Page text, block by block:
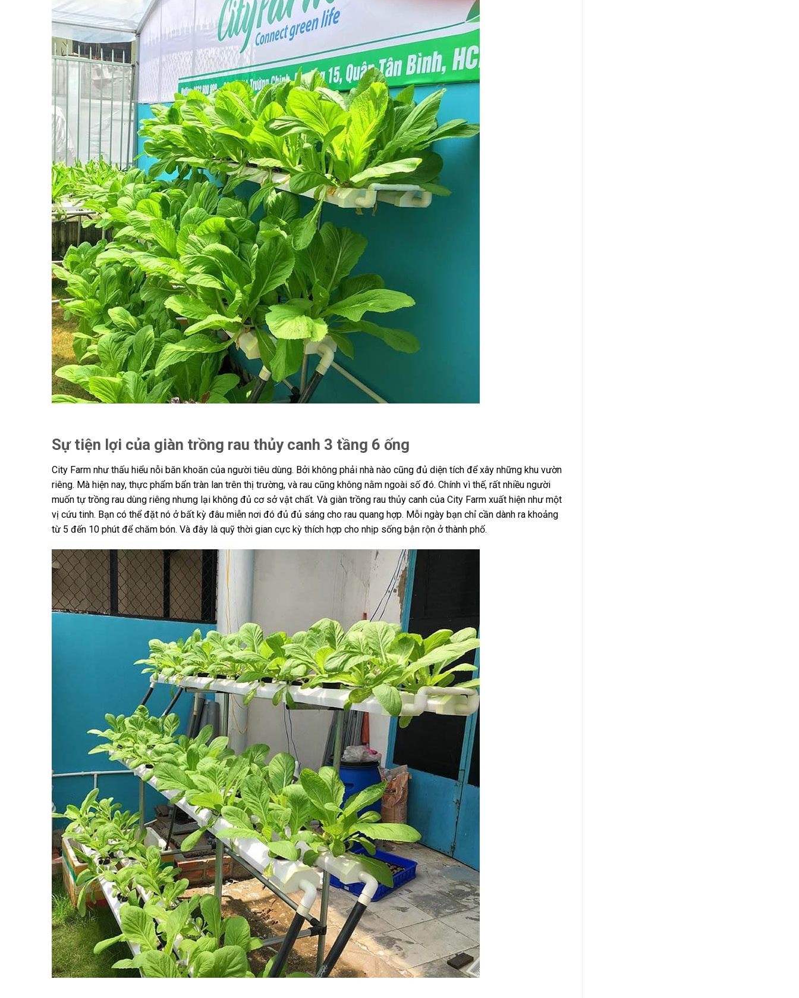
Sự tiện lợi của giàn trồng rau thủy canh 3 tầng 6 ống
City Farm như thấu hiểu nỗi băn khoăn của người tiêu dùng. Bởi không phải nhà nào cũng đủ diện tích để xây những khu vườn
riêng. Mà hiện nay, thực phẩm bẩn tràn lan trên thị trường, và rau cũng không nằm ngoài số đó. Chính vì thế, rất nhiều người
muốn tự trồng rau dùng riêng nhưng lại không đủ cơ sở vật chất. Và giàn trồng rau thủy canh của City Farm xuất hiện như một
vị cứu tinh. Bạn có thể đặt nó ở bất kỳ đâu miễn nơi đó đủ đủ sáng cho rau quang hợp. Mỗi ngày bạn chỉ cần dành ra khoảng
từ 5 đến 10 phút để chăm bón. Và đây là quỹ thời gian cực kỳ thích hợp cho nhịp sống bận rộn ở thành phố.